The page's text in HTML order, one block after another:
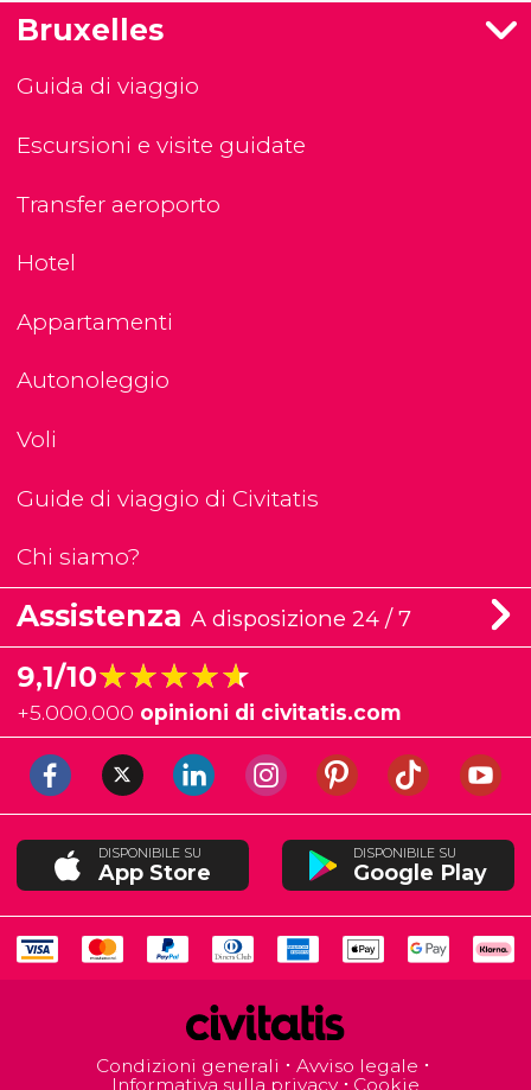
Bruxelles
Guida di viaggio
Escursioni e visite guidate
Transfer aeroporto
Hotel
Appartamenti
Autonoleggio
Voli
Guide di viaggio di Civitatis
Chi siamo?
Assistenza A disposizione 24 / 7
9,1/10★★★★★
★★★★★
+5.000.000 opinioni di civitatis.com
DISPONIBILE SU
App Store
DISPONIBILE SU
Google Play
Condizioni generali
Avviso legale
Informativa sulla privacy
Cookie